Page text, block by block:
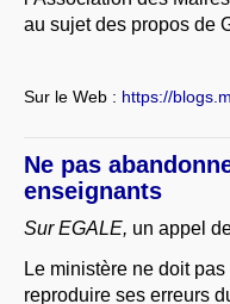
au sujet des propos de
Sur le Web : https://
Ne pas
enseignants
Sur EGALE, un appel
Le ministère ne doit pas
reproduire ses erreurs